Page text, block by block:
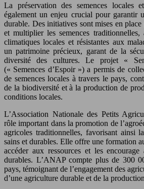
La préservation des semences locales
également un enjeu crucial pour garantir
durable. Des initiatives sont mises en
et multiplier les semences traditionnelles,
climatiques locales et résistantes aux
un patrimoine précieux, garant de la
diversité des cultures. Le projet «
(« Semences d’Espoir ») a permis de
de semences locales à travers le pays,
de la biodiversité et à la production de
conditions locales.
L’Association Nationale des Petits
rôle important dans la promotion de
agricoles traditionnelles, favorisant ainsi
sains et durables. Elle offre une formation
accéder aux ressources et les
durables. L’ANAP compte plus de 300
pays, témoignant de l’engagement des
d’une agriculture durable et de la